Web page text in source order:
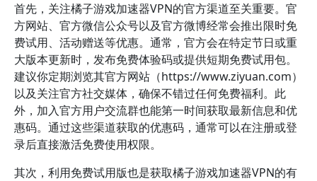
首先，关注橘子游戏加速器VPN的官方渠道至关重要。官
方网站、官方微信公众号以及官方微博经常会推出限时免
费试用、活动赠送等优惠。通常，官方会在特定节日或重
大版本更新时，发布免费体验码或提供短期免费试用包。
建议你定期浏览其官方网站（https://www.ziyuan.com）
以及关注官方社交媒体，确保不错过任何免费福利。此
外，加入官方用户交流群也能第一时间获取最新信息和优
惠码。通过这些渠道获取的优惠码，通常可以在注册或登
录后直接激活免费使用权限。
其次，利用免费试用版也是获取橘子游戏加速器VPN的有